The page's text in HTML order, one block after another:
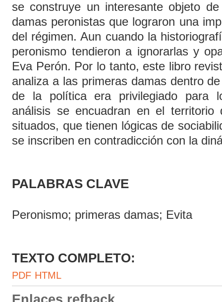
se construye un interesante objeto
damas peronistas que lograron una
del régimen. Aun cuando la
peronismo tendieron a ignorarlas y
Eva Perón. Por lo tanto, este libro
analiza a las primeras damas dentro
de la política era privilegiado para
análisis se encuadran en el territorio
situados, que tienen lógicas de
se inscriben en contradicción con la
PALABRAS CLAVE
Peronismo; primeras damas; Evita
TEXTO COMPLETO:
PDF HTML